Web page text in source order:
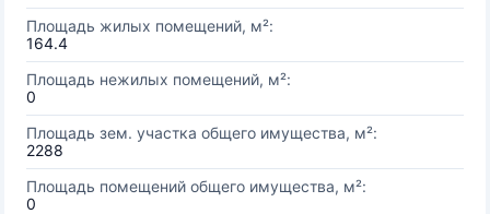
Площадь жилых помещений, м²:
164.4
Площадь нежилых помещений, м²:
0
Площадь зем. участка общего имущества, м²:
2288
Площадь помещений общего имущества, м²:
0